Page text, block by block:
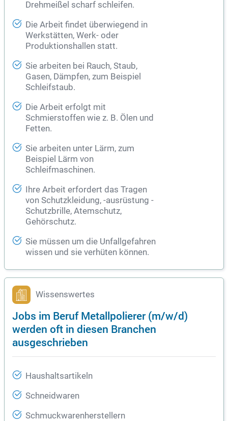
Drehmeißel scharf schleifen.
Die Arbeit findet überwiegend in
Werkstätten, Werk- oder
Produktionshallen statt.
Sie arbeiten bei Rauch, Staub,
Gasen, Dämpfen, zum Beispiel
Schleifstaub.
Die Arbeit erfolgt mit
Schmierstoffen wie z. B. Ölen und
Fetten.
Sie arbeiten unter Lärm, zum
Beispiel Lärm von
Schleifmaschinen.
Ihre Arbeit erfordert das Tragen
von Schutzkleidung, -ausrüstung -
Schutzbrille, Atemschutz,
Gehörschutz.
Sie müssen um die Unfallgefahren
wissen und sie verhüten können.
Wissenswertes
Jobs im Beruf Metallpolierer (m/w/d)
werden oft in diesen Branchen
ausgeschrieben
Haushaltsartikeln
Schneidwaren
Schmuckwarenherstellern